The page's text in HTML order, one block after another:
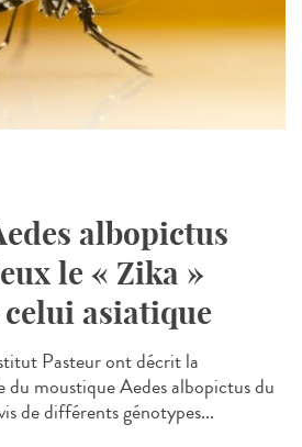
albopictus
le « Zika »
asiatique
Pasteur ont décrit la
moustique Aedes albopictus du
de différents génotypes...